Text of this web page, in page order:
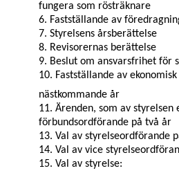
fungera som rösträknare
6. Fastställande av
7. Styrelsens årsberättelse
8. Revisorernas berättelse
9. Beslut om ansvarsfrihet för
10. Fastställande av
nästkommande år
11. Ärenden, som av
förbundsordförande på två år
13. Val av styrelseordförande
14. Val av vice
15. Val av styrelse: